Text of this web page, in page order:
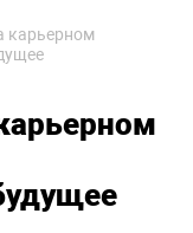
карьерном